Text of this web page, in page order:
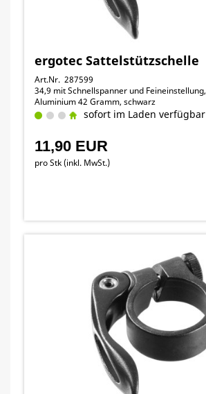
ergotec Sattelstützschelle
Art.Nr. 287599
34,9 mit Schnellspanner und Feineinstellung,
Aluminium 42 Gramm, schwarz
sofort im Laden verfügbar
11,90 EUR
pro Stk (inkl. MwSt.)